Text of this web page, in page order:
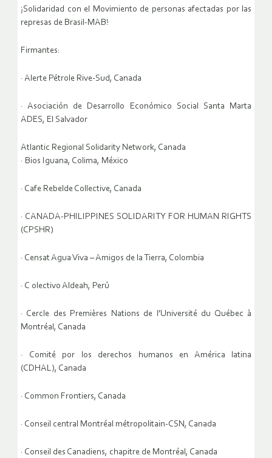
¡Solidaridad con el Movimiento de personas afectadas por las
represas de Brasil-MAB!
Firmantes:
· Alerte Pétrole Rive-Sud, Canada
· Asociación de Desarrollo Económico Social Santa Marta
ADES, El Salvador
Atlantic Regional Solidarity Network, Canada
· Bios Iguana, Colima, México
· Cafe Rebelde Collective, Canada
· CANADA-PHILIPPINES SOLIDARITY FOR HUMAN RIGHTS
(CPSHR)
· Censat Agua Viva – Amigos de la Tierra, Colombia
· C olectivo Aldeah, Perú
· Cercle des Premières Nations de l’Université du Québec à
Montréal, Canada
· Comité por los derechos humanos en América latina
(CDHAL), Canada
· Common Frontiers, Canada
· Conseil central Montréal métropolitain-CSN, Canada
· Conseil des Canadiens, chapitre de Montréal, Canada